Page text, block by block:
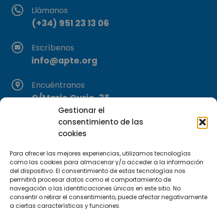
Gestionar el
consentimiento de las
cookies
Para ofrecer las mejores experiencias, utilizamos tecnologías
como las cookies para almacenar y/o acceder a la información
del dispositivo. El consentimiento de estas tecnologías nos
permitirá procesar datos como el comportamiento de
navegación o las identificaciones únicas en este sitio. No
consentir o retirar el consentimiento, puede afectar negativamente
a ciertas características y funciones.
Llámanos
(+34) 951 23 13 06
Escríbenos
info@apte.org
Encuéntranos
C/Marie Curie, 35
29590 Campanillas, Málaga
Suscríbete a nuestra Newsletter